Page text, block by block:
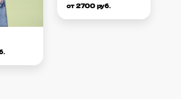
от 2700 руб.